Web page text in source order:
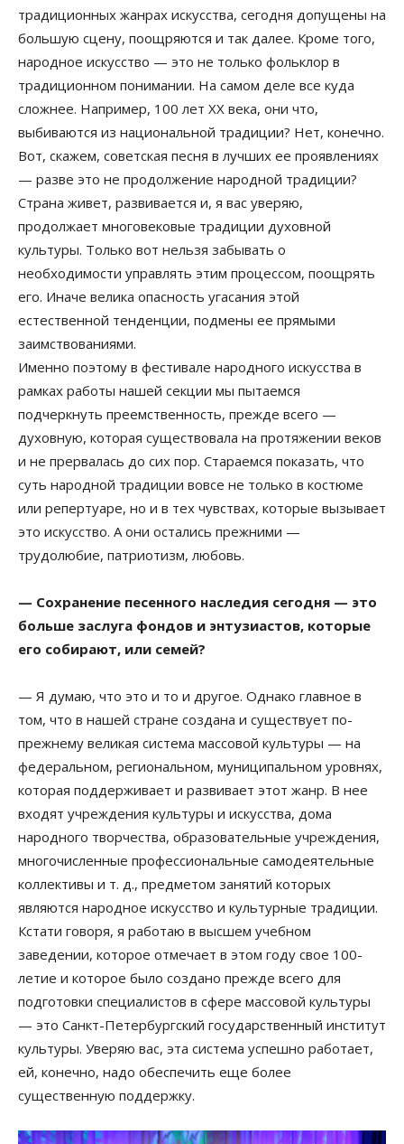
традиционных жанрах искусства, сегодня допущены на
большую сцену, поощряются и так далее. Кроме того,
народное искусство — это не только фольклор в
традиционном понимании. На самом деле все куда
сложнее. Например, 100 лет XX века, они что,
выбиваются из национальной традиции? Нет, конечно.
Вот, скажем, советская песня в лучших ее проявлениях
— разве это не продолжение народной традиции?
Страна живет, развивается и, я вас уверяю,
продолжает многовековые традиции духовной
культуры. Только вот нельзя забывать о
необходимости управлять этим процессом, поощрять
его. Иначе велика опасность угасания этой
естественной тенденции, подмены ее прямыми
заимствованиями.
Именно поэтому в фестивале народного искусства в
рамках работы нашей секции мы пытаемся
подчеркнуть преемственность, прежде всего —
духовную, которая существовала на протяжении веков
и не прервалась до сих пор. Стараемся показать, что
суть народной традиции вовсе не только в костюме
или репертуаре, но и в тех чувствах, которые вызывает
это искусство. А они остались прежними —
трудолюбие, патриотизм, любовь.
— Сохранение песенного наследия сегодня — это
больше заслуга фондов и энтузиастов, которые
его собирают, или семей?
— Я думаю, что это и то и другое. Однако главное в
том, что в нашей стране создана и существует по-
прежнему великая система массовой культуры — на
федеральном, региональном, муниципальном уровнях,
которая поддерживает и развивает этот жанр. В нее
входят учреждения культуры и искусства, дома
народного творчества, образовательные учреждения,
многочисленные профессиональные самодеятельные
коллективы и т. д., предметом занятий которых
являются народное искусство и культурные традиции.
Кстати говоря, я работаю в высшем учебном
заведении, которое отмечает в этом году свое 100-
летие и которое было создано прежде всего для
подготовки специалистов в сфере массовой культуры
— это Санкт-Петербургский государственный институт
культуры. Уверяю вас, эта система успешно работает,
ей, конечно, надо обеспечить еще более
существенную поддержку.